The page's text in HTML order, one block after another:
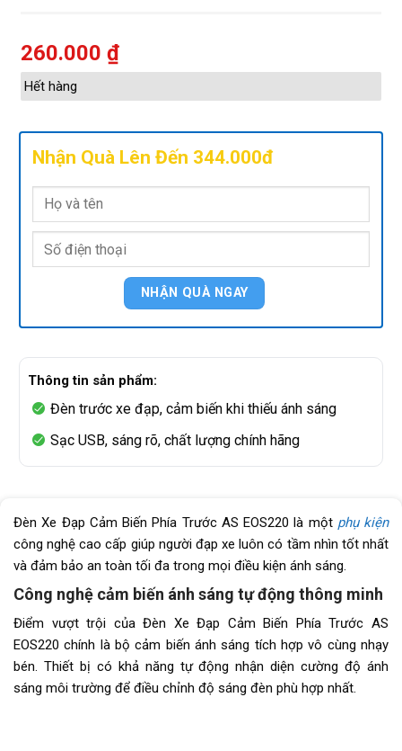
260.000 ₫
Hết hàng
Nhận Quà Lên Đến 344.000đ
Thông tin sản phẩm:
Đèn trước xe đạp, cảm biến khi thiếu ánh sáng
Sạc USB, sáng rõ, chất lượng chính hãng
Đèn Xe Đạp Cảm Biến Phía Trước AS EOS220 là một phụ kiện
công nghệ cao cấp giúp người đạp xe luôn có tầm nhìn tốt nhất
và đảm bảo an toàn tối đa trong mọi điều kiện ánh sáng.
Công nghệ cảm biến ánh sáng tự động thông minh
Điểm vượt trội của Đèn Xe Đạp Cảm Biến Phía Trước AS
EOS220 chính là bộ cảm biến ánh sáng tích hợp vô cùng nhạy
bén. Thiết bị có khả năng tự động nhận diện cường độ ánh
sáng môi trường để điều chỉnh độ sáng đèn phù hợp nhất.